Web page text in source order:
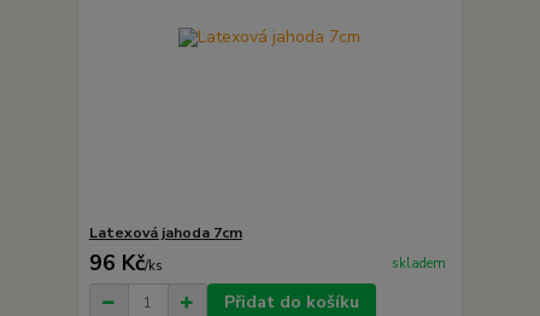
Latexová jahoda 7cm
96 Kč/ks skladem
Přidat do košíku